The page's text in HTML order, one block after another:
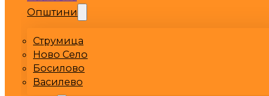
Општини
Струмица
Ново Село
Босилово
Василево